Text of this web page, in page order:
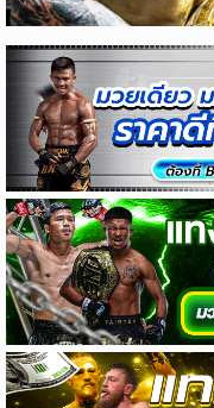
ข่าว
NFL
คอ
ลัม
นิ
สต์
วิเคราะห์
บอล
วิเคราะห์